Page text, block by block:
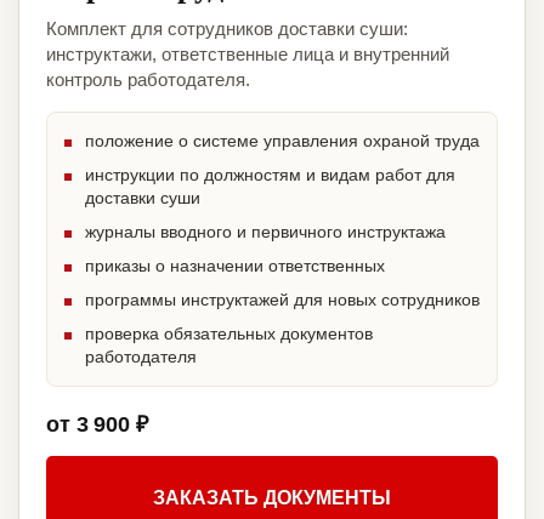
Комплект для сотрудников доставки суши:
инструктажи, ответственные лица и внутренний
контроль работодателя.
положение о системе управления охраной труда
инструкции по должностям и видам работ для
доставки суши
журналы вводного и первичного инструктажа
приказы о назначении ответственных
программы инструктажей для новых сотрудников
проверка обязательных документов
работодателя
от 3 900 ₽
ЗАКАЗАТЬ ДОКУМЕНТЫ